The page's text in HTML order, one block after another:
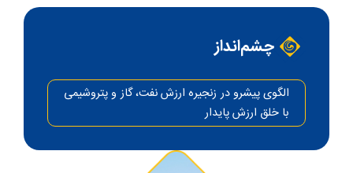
چشم‌انداز
الگوی پیشرو در زنجیره ارزش نفت، گاز و پتروشیمی
با خلق ارزش پایدار